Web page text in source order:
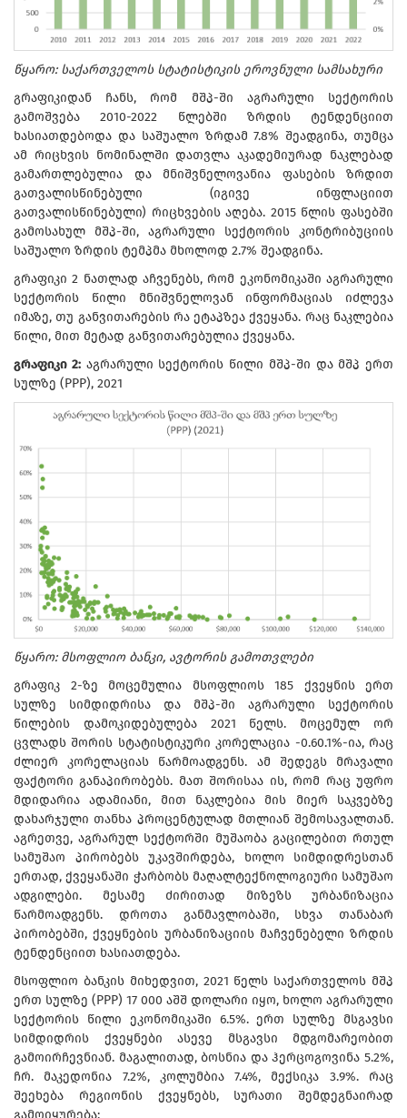
წყარო: საქართველოს სტატისტიკის ეროვნული სამსახური
გრაფიკიდან ჩანს, რომ მშპ-ში აგრარული სექტორის
გამოშვება 2010-2022 წლებში ზრდის ტენდენციით
ხასიათდებოდა და საშუალო ზრდამ 7.8% შეადგინა, თუმცა
ამ რიცხვის ნომინალში დათვლა აკადემიურად ნაკლებად
გამართლებულია და მნიშვნელოვანია ფასების ზრდით
გათვალისწინებული (იგივე ინფლაციით
გათვალისწინებული) რიცხვების აღება. 2015 წლის ფასებში
გამოსახულ მშპ-ში, აგრარული სექტორის კონტრიბუციის
საშუალო ზრდის ტემპმა მხოლოდ 2.7% შეადგინა.
გრაფიკი 2 ნათლად აჩვენებს, რომ ეკონომიკაში აგრარული
სექტორის წილი მნიშვნელოვან ინფორმაციას იძლევა
იმაზე, თუ განვითარების რა ეტაპზეა ქვეყანა. რაც ნაკლებია
წილი, მით მეტად განვითარებულია ქვეყანა.
გრაფიკი 2:აგრარული სექტორის წილი მშპ-ში და მშპ ერთ
სულზე (PPP), 2021
წყარო: მსოფლიო ბანკი, ავტორის გამოთვლები
გრაფიკ 2-ზე მოცემულია მსოფლიოს 185 ქვეყნის ერთ
სულზე სიმდიდრისა და მშპ-ში აგრარული სექტორის
წილების დამოკიდებულება 2021 წელს. მოცემულ ორ
ცვლადს შორის სტატისტიკური კორელაცია -0.60.1%-ია, რაც
ძლიერ კორელაციას წარმოადგენს. ამ შედეგს მრავალი
ფაქტორი განაპირობებს. მათ შორისაა ის, რომ რაც უფრო
მდიდარია ადამიანი, მით ნაკლებია მის მიერ საკვებზე
დახარჯული თანხა პროცენტულად მთლიან შემოსავალთან.
აგრეთვე, აგრარულ სექტორში მუშაობა გაცილებით რთულ
სამუშაო პირობებს უკავშირდება, ხოლო სიმდიდრესთან
ერთად, ქვეყანაში ჭარბობს მაღალტექნოლოგიური სამუშაო
ადგილები. მესამე ძირითად მიზეზს ურბანიზაცია
წარმოადგენს. დროთა განმავლობაში, სხვა თანაბარ
პირობებში, ქვეყნების ურბანიზაციის მაჩვენებელი ზრდის
ტენდენციით ხასიათდება.
მსოფლიო ბანკის მიხედვით, 2021 წელს საქართველოს მშპ
ერთ სულზე (PPP) 17 000 აშშ დოლარი იყო, ხოლო აგრარული
სექტორის წილი ეკონომიკაში 6.5%. ერთ სულზე მსგავსი
სიმდიდრის ქვეყნები ასევე მსგავსი მდგომარეობით
გამოირჩევნიან. მაგალითად, ბოსნია და ჰერცოგოვინა 5.2%,
ჩრ. მაკედონია 7.2%, კოლუმბია 7.4%, მექსიკა 3.9%. რაც
შეეხება რეგიონის ქვეყნებს, სურათი შემდეგნაირად